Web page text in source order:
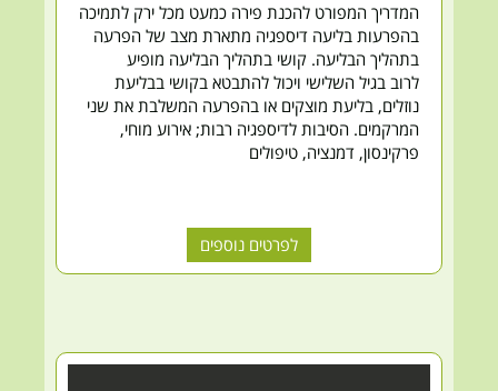
המדריך המפורט להכנת פירה כמעט מכל ירק לתמיכה
בהפרעות בליעה דיספגיה מתארת מצב של הפרעה
בתהליך הבליעה. קושי בתהליך הבליעה מופיע
לרוב בגיל השלישי ויכול להתבטא בקושי בבליעת
נוזלים, בליעת מוצקים או בהפרעה המשלבת את שני
המרקמים. הסיבות לדיספגיה רבות; אירוע מוחי,
פרקינסון, דמנציה, טיפולים
לפרטים נוספים